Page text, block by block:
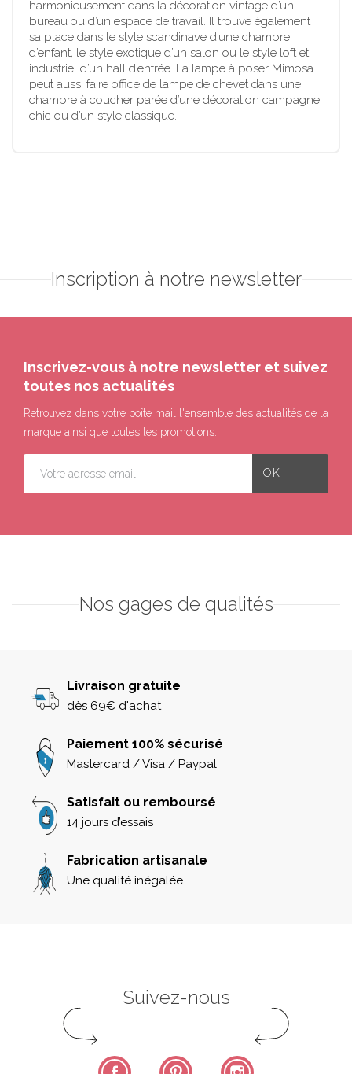
harmonieusement dans la décoration vintage d’un
bureau ou d’un espace de travail. Il trouve également
sa place dans le style scandinave d’une chambre
d’enfant, le style exotique d’un salon ou le style loft et
industriel d’un hall d’entrée. La lampe à poser Mimosa
peut aussi faire office de lampe de chevet dans une
chambre à coucher parée d’une décoration campagne
chic ou d’un style classique.
Inscription à notre newsletter
Inscrivez-vous à notre newsletter et suivez
toutes nos actualités
Retrouvez dans votre boîte mail l'ensemble des actualités de la
marque ainsi que toutes les promotions.
Nos gages de qualités
Livraison gratuite
dès 69€ d'achat
Paiement 100% sécurisé
Mastercard / Visa / Paypal
Satisfait ou remboursé
14 jours d’essais
Fabrication artisanale
Une qualité inégalée
Suivez-nous
Facebook Pinterest